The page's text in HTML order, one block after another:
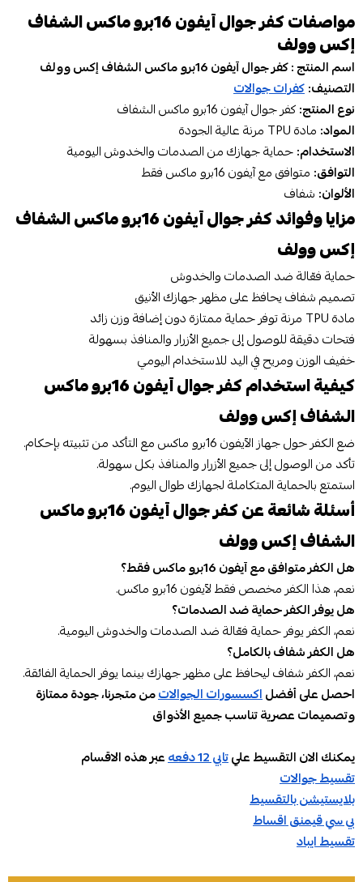
مواصفات كفر جوال آيفون 16برو ماكس الشفاف
إكس وولف
اسم المنتج : كفر جوال آيفون 16برو ماكس الشفاف إكس وولف
التصنيف:كفرات جوالات
نوع المنتج:كفر جوال آيفون 16برو ماكس الشفاف
المواد: مادة TPU مرنة عالية الجودة
الاستخدام:حماية جهازك من الصدمات والخدوش اليومية
التوافق: متوافق مع آيفون 16برو ماكس فقط
الألوان: شفاف
مزايا وفوائد كفر جوال آيفون 16برو ماكس الشفاف
إكس وولف
حماية فعّالة ضد الصدمات والخدوش
تصميم شفاف يحافظ على مظهر جهازك الأنيق
مادة TPU مرنة توفر حماية ممتازة دون إضافة وزن زائد
فتحات دقيقة للوصول إلى جميع الأزرار والمنافذ بسهولة
خفيف الوزن ومريح في اليد للاستخدام اليومي
كيفية استخدام كفر جوال آيفون 16برو ماكس
الشفاف إكس وولف
ضع الكفر حول جهاز الآيفون 16برو ماكس مع التأكد من تثبيته بإحكام.
تأكد من الوصول إلى جميع الأزرار والمنافذ بكل سهولة.
استمتع بالحماية المتكاملة لجهازك طوال اليوم.
أسئلة شائعة عن كفر جوال آيفون 16برو ماكس
الشفاف إكس وولف
هل الكفر متوافق مع آيفون 16برو ماكس فقط؟
نعم، هذا الكفر مخصص فقط لآيفون 16برو ماكس.
هل يوفر الكفر حماية ضد الصدمات؟
نعم، الكفر يوفر حماية فعّالة ضد الصدمات والخدوش اليومية.
هل الكفر شفاف بالكامل؟
نعم، الكفر شفاف ليحافظ على مظهر جهازك بينما يوفر الحماية الفائقة.
احصل على أفضلاكسسورات الجوالاتمن متجرنا، جودة ممتازة
وتصميمات عصرية تناسب جميع الأذواق
يمكنك الان التقسيط عليتابي 12 دفعه
عبر هذه الاقسام
تقسيط جوالات
بلايستيشن بالتقسيط
بي سي قيمنق اقساط
تقسيط ايباد